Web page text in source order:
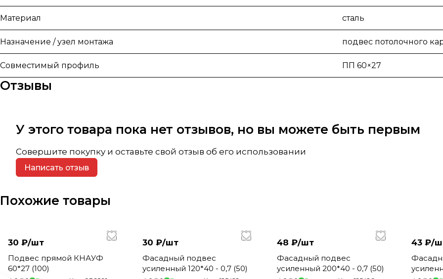
Материал сталь
Назначение / узел монтажа подвес потолочного
Совместимый профиль ПП 60×27
Отзывы
У этого товара пока нет отзывов, но вы можете быть первым
Совершите покупку и оставьте свой отзыв об его использовании
Написать отзыв
Похожие товары
30 ₽/шт
Подвес прямой КНАУФ
60*27 (100)
30 ₽/шт
Фасадный подвес
усиленный 120*40 - 0,7 (50)
48 ₽/шт
Фасадный подвес
усиленный 200*40 - 0,7 (50)
43 ₽/